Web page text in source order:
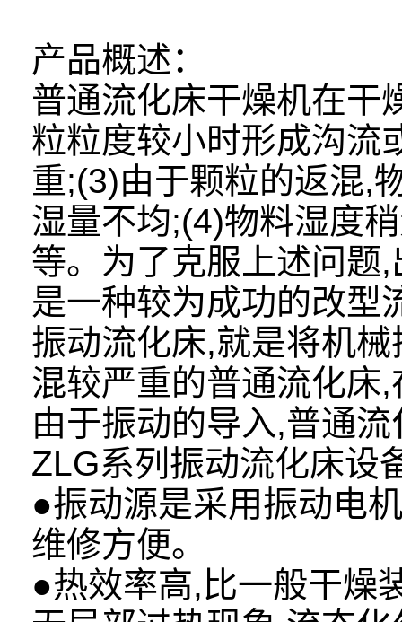
产品概述：
普通流化床干燥机在干
粒粒度较小时形成沟流
重;(3)由于颗粒的返混,
湿量不均;(4)物料湿度
等。为了克服上述问题
是一种较为成功的改型
振动流化床,就是将机
混较严重的普通流化床
由于振动的导入,普通
ZLG系列振动流化床设
●振动源是采用振动电
维修方便。
●热效率高,比一般干燥